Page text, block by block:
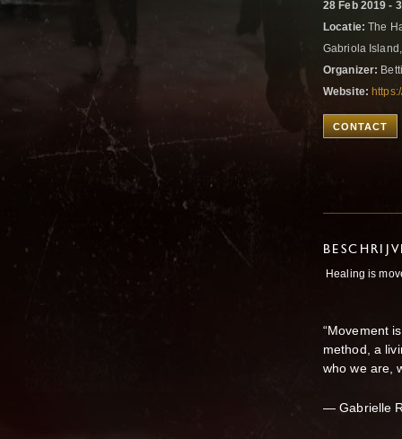
28 Feb 2019 -
Locatie: The
Gabriola
Organizer:
Website:
CONTACT
Healing is
“Movement
method, a
who we are,
— Gabrielle